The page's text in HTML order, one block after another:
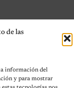
de las
información del
y para mostrar